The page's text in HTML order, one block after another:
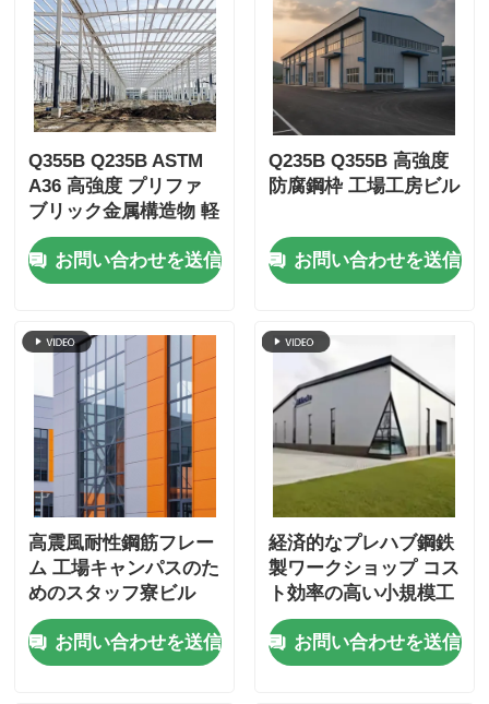
Q355B Q235B ASTM
A36 高強度 プリファ
ブリック金属構造物 軽
量 高幅
お問い合わせを送信
Q235B Q355B 高強度
防腐鋼枠 工場工房ビル
お問い合わせを送信
高震風耐性鋼筋フレー
ム 工場キャンパスのた
めのスタッフ寮ビル
お問い合わせを送信
経済的なプレハブ鋼鉄
製ワークショップ コス
ト効率の高い小規模工
場建設
お問い合わせを送信